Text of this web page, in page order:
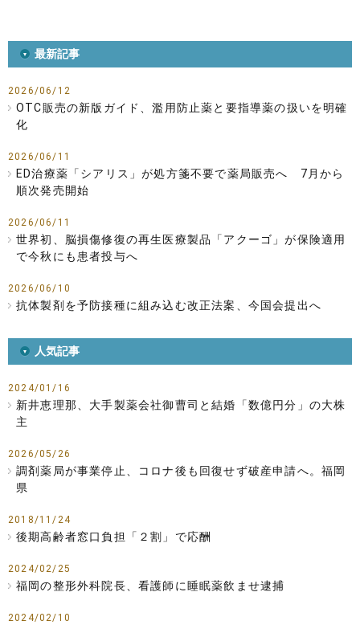
最新記事
2026/06/12
OTC販売の新版ガイド、濫用防止薬と要指導薬の扱いを明確
化
2026/06/11
ED治療薬「シアリス」が処方箋不要で薬局販売へ 7月から
順次発売開始
2026/06/11
世界初、脳損傷修復の再生医療製品「アクーゴ」が保険適用
で今秋にも患者投与へ
2026/06/10
抗体製剤を予防接種に組み込む改正法案、今国会提出へ
人気記事
2024/01/16
新井恵理那、大手製薬会社御曹司と結婚「数億円分」の大株
主
2026/05/26
調剤薬局が事業停止、コロナ後も回復せず破産申請へ。福岡
県
2018/11/24
後期高齢者窓口負担「２割」で応酬
2024/02/25
福岡の整形外科院長、看護師に睡眠薬飲ませ逮捕
2024/02/10